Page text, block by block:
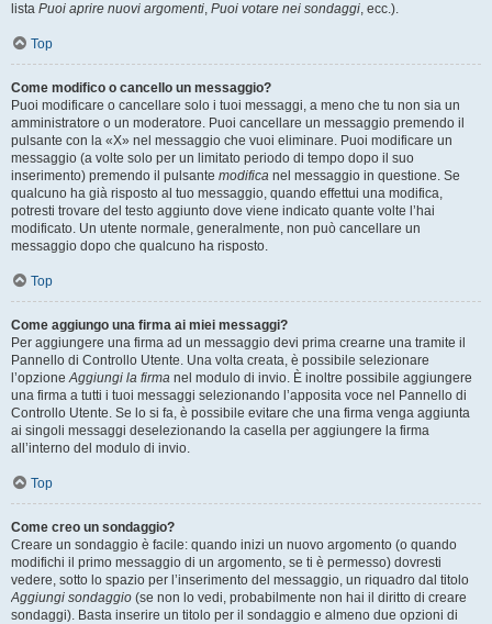
lista Puoi aprire nuovi argomenti, Puoi votare nei sondaggi, ecc.).
Top
Come modifico o cancello un messaggio?
Puoi modificare o cancellare solo i tuoi messaggi, a meno che tu non sia un
amministratore o un moderatore. Puoi cancellare un messaggio premendo il
pulsante con la «X» nel messaggio che vuoi eliminare. Puoi modificare un
messaggio (a volte solo per un limitato periodo di tempo dopo il suo
inserimento) premendo il pulsante modifica nel messaggio in questione. Se
qualcuno ha già risposto al tuo messaggio, quando effettui una modifica,
potresti trovare del testo aggiunto dove viene indicato quante volte l’hai
modificato. Un utente normale, generalmente, non può cancellare un
messaggio dopo che qualcuno ha risposto.
Top
Come aggiungo una firma ai miei messaggi?
Per aggiungere una firma ad un messaggio devi prima crearne una tramite il
Pannello di Controllo Utente. Una volta creata, è possibile selezionare
l’opzioneAggiungi la firma nel modulo di invio. È inoltre possibile aggiungere
una firma a tutti i tuoi messaggi selezionando l’apposita voce nel Pannello di
Controllo Utente. Se lo si fa, è possibile evitare che una firma venga aggiunta
ai singoli messaggi deselezionando la casella per aggiungere la firma
all’interno del modulo di invio.
Top
Come creo un sondaggio?
Creare un sondaggio è facile: quando inizi un nuovo argomento (o quando
modifichi il primo messaggio di un argomento, se ti è permesso) dovresti
vedere, sotto lo spazio per l’inserimento del messaggio, un riquadro dal titolo
Aggiungi sondaggio (se non lo vedi, probabilmente non hai il diritto di creare
sondaggi). Basta inserire un titolo per il sondaggio e almeno due opzioni di